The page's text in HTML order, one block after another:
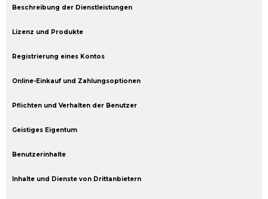
Beschreibung der Dienstleistungen
Lizenz und Produkte
Registrierung eines Kontos
Online-Einkauf und Zahlungsoptionen
Pflichten und Verhalten der Benutzer
Geistiges Eigentum
Benutzerinhalte
Inhalte und Dienste von Drittanbietern